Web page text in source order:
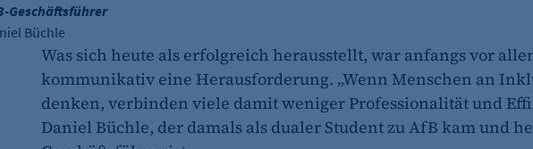
Laufzeit:
1 Jahr
Geschäftsführer
Büchle
Was sich heute als erfolgreich herausstellt, war anfangs vor
kommunikativ eine Herausforderung. „Wenn Menschen an
denken, verbinden viele damit weniger Professionalität und
Daniel Büchle, der damals als dualer Student zu AfB kam und